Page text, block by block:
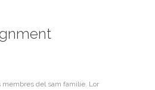
membres del sam familie. Lor